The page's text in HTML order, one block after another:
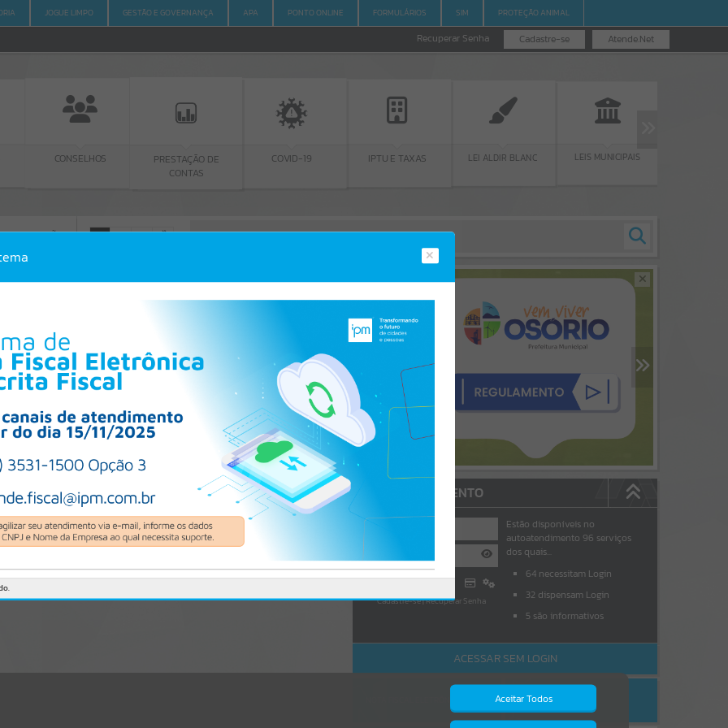
JOGUE LIMPO GESTÃO E GOVERNANÇA APA PONTO ONLINE FORMULÁRIOS SIM PROTEÇÃO ANIMAL
Atende.Net
Cadastre-se
Recuperar Senha
CONSELHOS
PRESTAÇÃO DE
CONTAS
COVID-19 IPTU E TAXAS LEI ALDIR BLANC LEIS MUNICIPAIS
A A- A+
AUTOATENDIMENTO
Entrar
Cadastre-se|Recuperar Senha
Estão disponíveis no
autoatendimento 96 serviços
dos quais...
64 necessitam Login
32 dispensam Login
5 são informativos
ACESSAR SEM LOGIN
ESCRITA FISCAL
Aceitar Todos
SISTEMA
Gerenciamento do Sistema
CÓDIGO DA MENSAGEM:EST-000040
Ocorreu um erro de script:
https://osorio.atende.net/cidadao/noticia/municipio-de-osorio-e-
beneficiado-com-emenda-parlamentar-de-r-312-mil-destinada-a-
area-da-
saude/static/bundle/wpo_index_2_base_l2_portal_editores_sync_1b
8bcc39f23c403f7b48d536b9678afe.js?v=44571955:47
Verificar Mais Detalhes
OK